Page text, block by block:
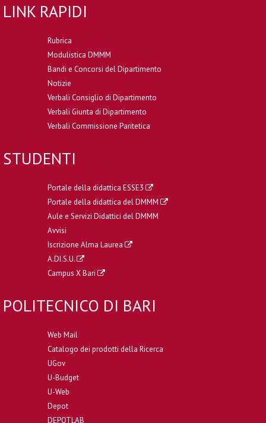
LINK RAPIDI
Rubrica
Modulistica DMMM
Bandi e Concorsi del Dipartimento
Notizie
Verbali Consiglio di Dipartimento
Verbali Giunta di Dipartimento
Verbali Commissione Paritetica
STUDENTI
Portale della didattica ESSE3
Portale della didattica del DMMM
Aule e Servizi Didattici del DMMM
Avvisi
Iscrizione Alma Laurea
A.DI.S.U.
Campus X Bari
POLITECNICO DI BARI
Web Mail
Catalogo dei prodotti della Ricerca
UGov
U-Budget
U-Web
Depot
DEPOTLAB